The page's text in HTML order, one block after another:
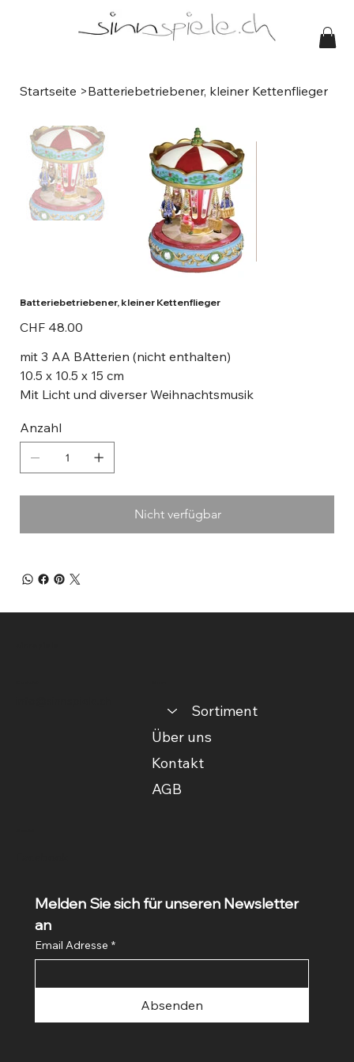
Startseite >Batteriebetriebener, kleiner Kettenflieger
Batteriebetriebener, kleiner Kettenflieger
Preis
CHF 48.00
mit 3 AA BAtterien (nicht enthalten)
10.5 x 10.5 x 15 cm
Mit Licht und diverser Weihnachtsmusik
Anzahl
Nicht verfügbar
Sortiment
Über uns
Kontakt
AGB
Melden Sie sich für unseren Newsletter
an
Email Adresse *
Absenden